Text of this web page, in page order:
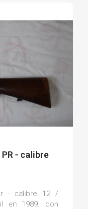
- calibre
- calibre 12 /
en 1989. con